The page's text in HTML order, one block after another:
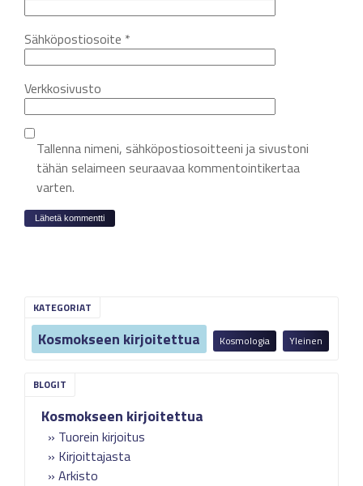
KATEGORIAT
Kosmokseen kirjoitettua Kosmologia Yleinen
Kosmokseen kirjoitettua
Tuorein kirjoitus
Kirjoittajasta
Arkisto
Sähköpostiosoite *
Verkkosivusto
Tallenna nimeni, sähköpostiosoitteeni ja sivustoni
tähän selaimeen seuraavaa kommentointikertaa
varten.